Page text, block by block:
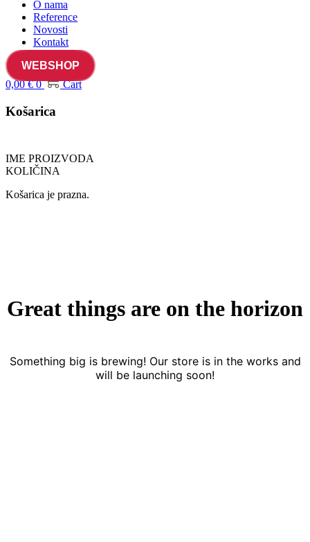
O nama
Reference
Novosti
Kontakt
WEBSHOP
0,00€ 0 Cart
Košarica
IME PROIZVODA
KOLIČINA
Košarica je prazna.
Great things are on the horizon
Something big is brewing! Our store is in the works and
will be launching soon!